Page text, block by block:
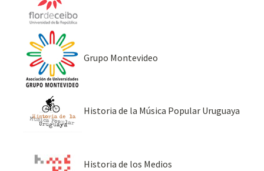
Grupo Montevideo
Historia de la Música Popular Uruguaya
Historia de los Medios